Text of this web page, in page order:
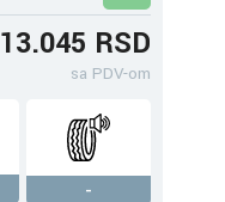
13.045 RSD
sa PDV-om
-